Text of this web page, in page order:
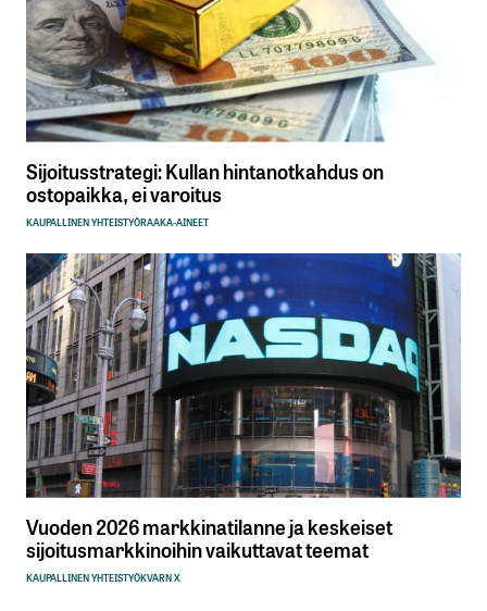
Sijoitusstrategi: Kullan hintanotkahdus on
ostopaikka, ei varoitus
KAUPALLINEN YHTEISTYÖRAAKA-AINEET
Vuoden 2026 markkinatilanne ja keskeiset
sijoitusmarkkinoihin vaikuttavat teemat
KAUPALLINEN YHTEISTYÖKVARN X